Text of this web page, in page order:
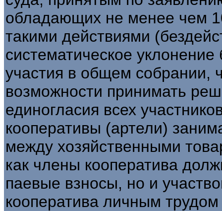
обладающих не менее чем
такими действиями
систематическое
участия в общем собрании,
возможности принимать
единогласия всех
кооперативы (артели)
между хозяйственными
как члены кооператива
паевые взносы, но и
кооператива личным